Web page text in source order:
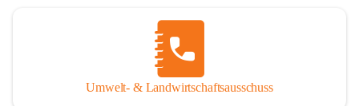
Umwelt- & Landwirtschaftsausschuss